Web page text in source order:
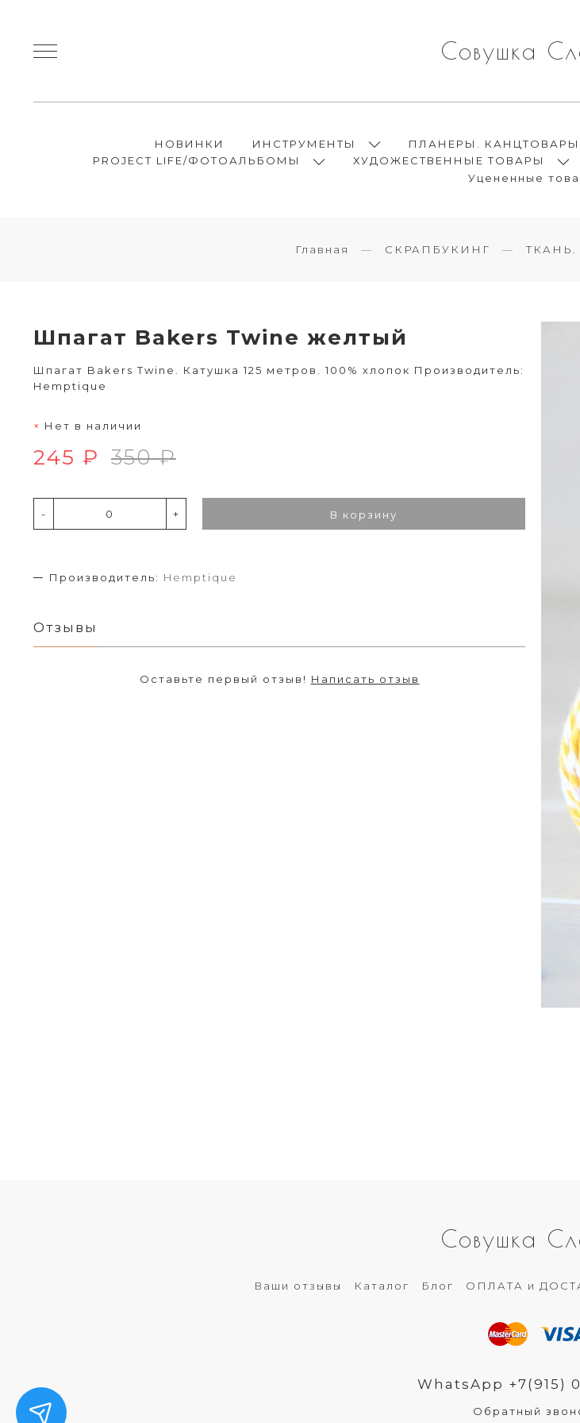
Совушка
НОВИНКИ ИНСТРУМЕНТЫ ПЛАНЕРЫ. КАНЦТОВАРЫ
PROJECT LIFE/ФОТОАЛЬБОМЫ
ХУДОЖЕСТВЕННЫЕ ТОВАРЫ
Уцененные
Главная СКРАПБУКИНГ
Шпагат Bakers Twine желтый
Шпагат Bakers Twine. Катушка 125 метров. 100% хлопок Производитель:
Hemptique
Нет в наличии
245 ₽ 350 ₽
- + В корзину
Производитель: Hemptique
Отзывы
Оставьте первый отзыв! Написать отзыв
Совушка
Ваши отзывы Каталог Блог ОПЛАТА и
WhatsApp +7(915)
Обратный